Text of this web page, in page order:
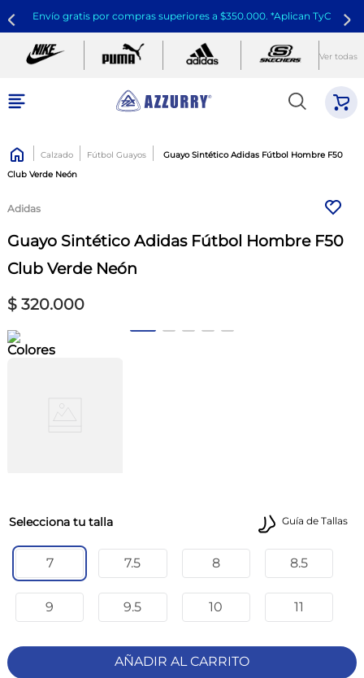
Envío gratis por compras superiores a $350.000. *Aplican TyC
Ver todas
Calzado Fútbol Guayos
Guayo Sintético Adidas Fútbol Hombre F50
Club Verde Neón
Adidas
Guayo Sintético Adidas Fútbol Hombre F50
Club Verde Neón
$ 320.000
Colores
Guía de Tallas
talla
10 11
7 7.5 8 8.5
9 9.5
AÑADIR AL CARRITO